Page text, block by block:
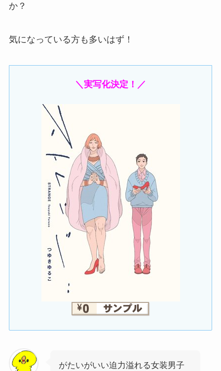
か？
気になっている方も多いはず！
＼実写化決定！／
がたいがいい迫力溢れる女装男子